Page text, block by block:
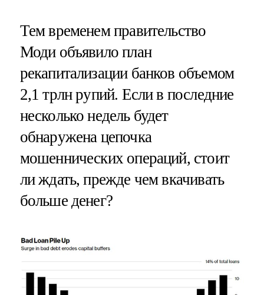
Тем временем правительство
Моди объявило план
рекапитализации банков объемом
2,1 трлн рупий. Если в последние
несколько недель будет
обнаружена цепочка
мошеннических операций, стоит
ли ждать, прежде чем вкачивать
больше денег?